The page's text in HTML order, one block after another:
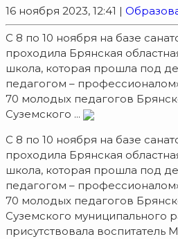
16 ноября 2023, 12:41 |
С 8 по 10 ноября на базе
проходила Брянская
школа, которая прошла под
педагогом –
70 молодых педагогов
Суземского ...
С 8 по 10 ноября на базе
проходила Брянская
школа, которая прошла под
педагогом –
70 молодых педагогов
Суземского муниципального
присутствовала